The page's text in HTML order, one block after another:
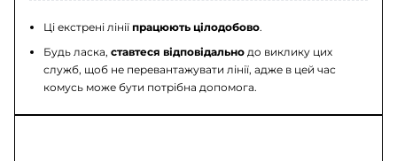
Ці екстрені лініїпрацюють цілодобово.
Будь ласка,ставтеся відповідально до виклику цих
служб, щоб не перевантажувати лінії, адже в цей час
комусь може бути потрібна допомога.